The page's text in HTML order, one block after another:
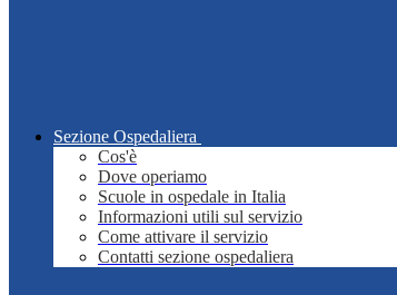
Sezione Ospedaliera
Cos'è
Dove operiamo
Scuole in ospedale in Italia
Informazioni utili sul servizio
Come attivare il servizio
Contatti sezione ospedaliera